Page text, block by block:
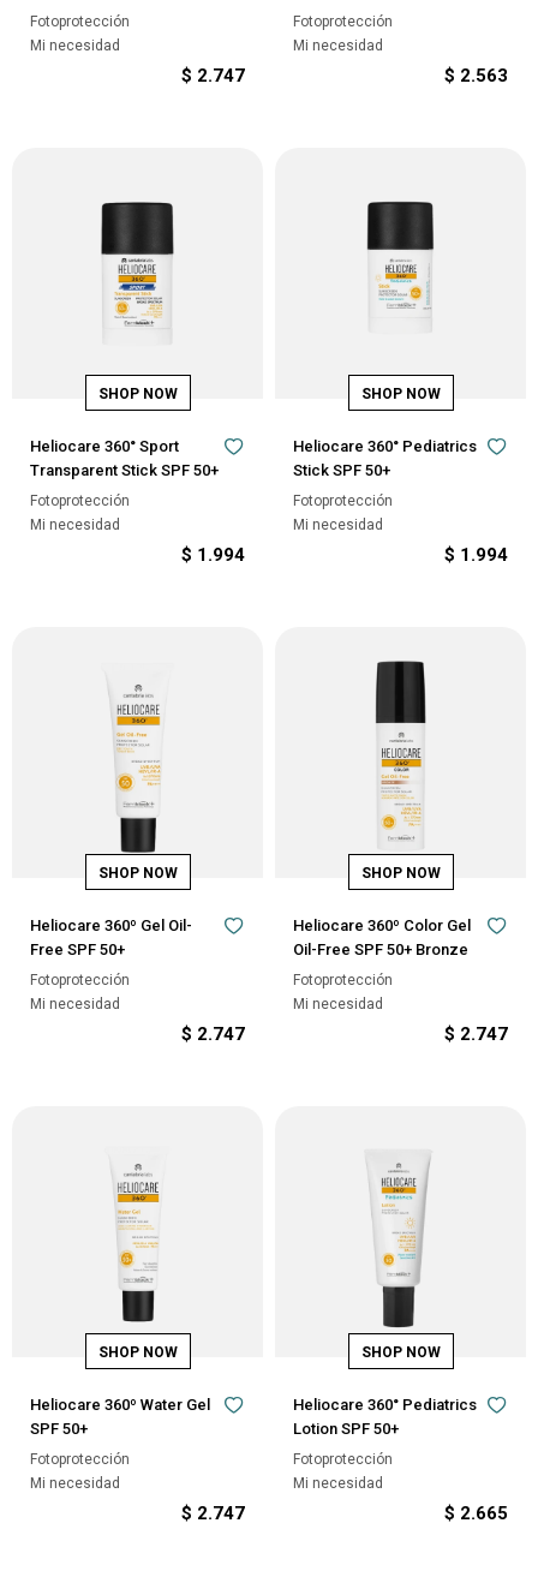
Fotoprotección
Mi necesidad
$ 2.747
Fotoprotección
Mi necesidad
$ 2.563
Heliocare 360° Sport
Transparent Stick SPF 50+
Fotoprotección
Mi necesidad
$ 1.994
Heliocare 360° Pediatrics
Stick SPF 50+
Fotoprotección
Mi necesidad
$ 1.994
Heliocare 360º Gel Oil-
Free SPF 50+
Fotoprotección
Mi necesidad
$ 2.747
Heliocare 360º Color Gel
Oil-Free SPF 50+ Bronze
Fotoprotección
Mi necesidad
$ 2.747
Heliocare 360º Water Gel
SPF 50+
Fotoprotección
Mi necesidad
$ 2.747
Heliocare 360° Pediatrics
Lotion SPF 50+
Fotoprotección
Mi necesidad
$ 2.665